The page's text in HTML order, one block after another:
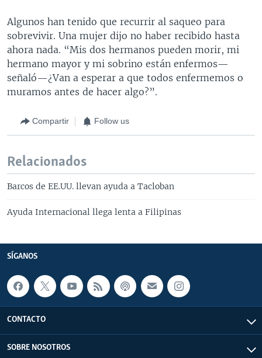
Algunos han tenido que recurrir al saqueo para
sobrevivir. Una mujer dijo no haber recibido hasta
ahora nada. “Mis dos hermanos pueden morir, mi
hermano mayor y mi sobrino están enfermos—
señaló—¿Van a esperar a que todos enfermemos o
muramos antes de hacer algo?”.
Compartir Follow us
Relacionados
Barcos de EE.UU. llevan ayuda a Tacloban
Ayuda Internacional llega lenta a Filipinas
SÍGANOS
CONTACTO
SOBRE NOSOTROS